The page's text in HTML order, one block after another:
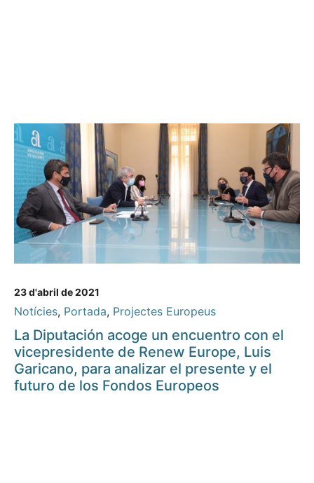
23 d'abril de 2021
Notícies, Portada, Projectes Europeus
La Diputación acoge un encuentro con el
vicepresidente de Renew Europe, Luis
Garicano, para analizar el presente y el
futuro de los Fondos Europeos